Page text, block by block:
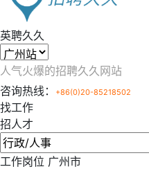
英聘久久
人气火爆的招聘久久网站
咨询热线：
+86(0)20-85218502
找工作
招人才
工作岗位 广州市